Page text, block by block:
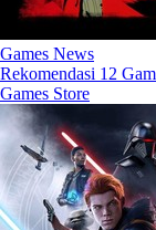
Games News
Rekomendasi 12
Games Store